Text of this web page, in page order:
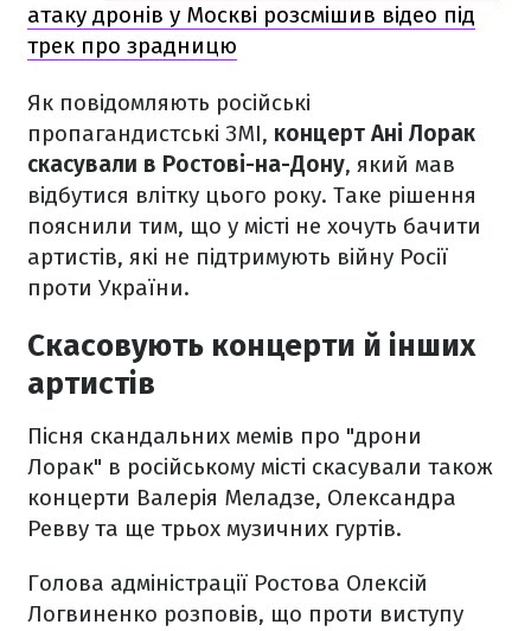
атаку дронів у Москві розсмішив відео під
трек про зрадницю
Як повідомляють російські
пропагандистські ЗМІ, концерт Ані Лорак
скасували в Ростові-на-Дону, який мав
відбутися влітку цього року. Таке рішення
пояснили тим, що у місті не хочуть бачити
артистів, які не підтримують війну Росії
проти України.
Скасовують концерти й інших
артистів
Пісня скандальних мемів про "дрони
Лорак" в російському місті скасували також
концерти Валерія Меладзе, Олександра
Ревву та ще трьох музичних гуртів.
Голова адміністрації Ростова Олексій
Логвиненко розповів, що проти виступу